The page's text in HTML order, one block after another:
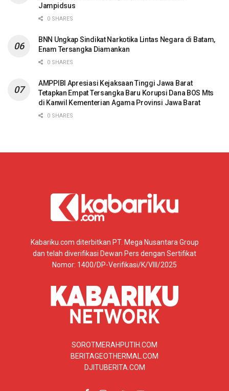
Jampidsus
0 SHARES
BNN Ungkap Sindikat Narkotika Lintas Negara di Batam,
Enam Tersangka Diamankan
0 SHARES
AMPPIBI Apresiasi Kejaksaan Tinggi Jawa Barat
Tetapkan Empat Tersangka Baru Korupsi Dana BOS Mts
di Kanwil Kementerian Agama Provinsi Jawa Barat
0 SHARES
Kabariku.com diterbitkan PT. Mega Nusantara Group
dan telah diverifikasi Dewan Pers dengan Sertifikat
Nomor: 1400/DP-Verifikasi/K/VIII/2025
SOROTMERAHPUTIH.COM
BERITAGEOTHERMAL.COM
DJITUBERITA.COM